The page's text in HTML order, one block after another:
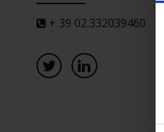
+ 39 02.332039460